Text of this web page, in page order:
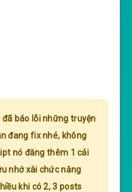
báo lỗi những truyện
đang fix nhé, không
nó đăng thêm 1 cái
nhớ xài chức năng
khi có 2, 3 posts